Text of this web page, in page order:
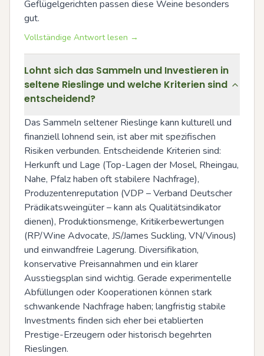
Geflügelgerichten passen diese Weine besonders
gut.
Vollständige Antwort lesen →
Lohnt sich das Sammeln und Investieren in
seltene Rieslinge und welche Kriterien sind
entscheidend?
Das Sammeln seltener Rieslinge kann kulturell und
finanziell lohnend sein, ist aber mit spezifischen
Risiken verbunden. Entscheidende Kriterien sind:
Herkunft und Lage (Top-Lagen der Mosel, Rheingau,
Nahe, Pfalz haben oft stabilere Nachfrage),
Produzentenreputation (VDP – Verband Deutscher
Prädikatsweingüter – kann als Qualitätsindikator
dienen), Produktionsmenge, Kritikerbewertungen
(RP/Wine Advocate, JS/James Suckling, VN/Vinous)
und einwandfreie Lagerung. Diversifikation,
konservative Preisannahmen und ein klarer
Ausstiegsplan sind wichtig. Gerade experimentelle
Abfüllungen oder Kooperationen können stark
schwankende Nachfrage haben; langfristig stabile
Investments finden sich eher bei etablierten
Prestige-Erzeugern oder historisch begehrten
Rieslingen.